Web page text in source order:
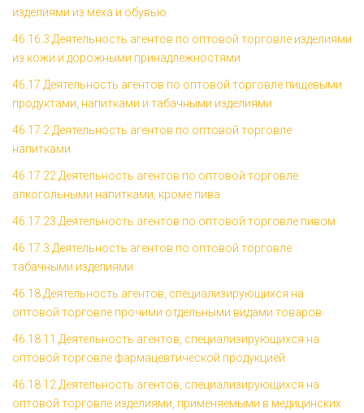
изделиями из меха и обувью
46.16.3 Деятельность агентов по оптовой торговле изделиями
из кожи и дорожными принадлежностями
46.17 Деятельность агентов по оптовой торговле пищевыми
продуктами, напитками и табачными изделиями
46.17.2 Деятельность агентов по оптовой торговле
напитками
46.17.22 Деятельность агентов по оптовой торговле
алкогольными напитками, кроме пива
46.17.23 Деятельность агентов по оптовой торговле пивом
46.17.3 Деятельность агентов по оптовой торговле
табачными изделиями
46.18 Деятельность агентов, специализирующихся на
оптовой торговле прочими отдельными видами товаров
46.18.11 Деятельность агентов, специализирующихся на
оптовой торговле фармацевтической продукцией
46.18.12 Деятельность агентов, специализирующихся на
оптовой торговле изделиями, применяемыми в медицинских